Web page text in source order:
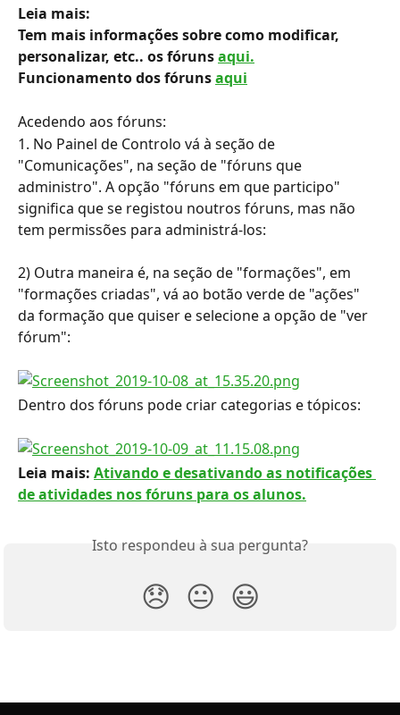
Leia mais:
Tem mais informações sobre como modificar,
personalizar, etc.. os fóruns aqui.
Funcionamento dos fóruns aqui
Acedendo aos fóruns:
1. No Painel de Controlo vá à seção de
"Comunicações", na seção de "fóruns que
administro". A opção "fóruns em que participo"
significa que se registou noutros fóruns, mas não
tem permissões para administrá-los:
2) Outra maneira é, na seção de "formações", em
"formações criadas", vá ao botão verde de "ações"
da formação que quiser e selecione a opção de "ver
fórum":
Dentro dos fóruns pode criar categorias e tópicos:
Leia mais: Ativando e desativando as notificações
de atividades nos fóruns para os alunos.
Isto respondeu à sua pergunta?
😞 😐 😃